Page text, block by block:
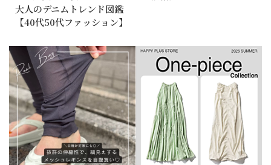
大人のデニムトレンド図鑑
【40代50代ファッション】